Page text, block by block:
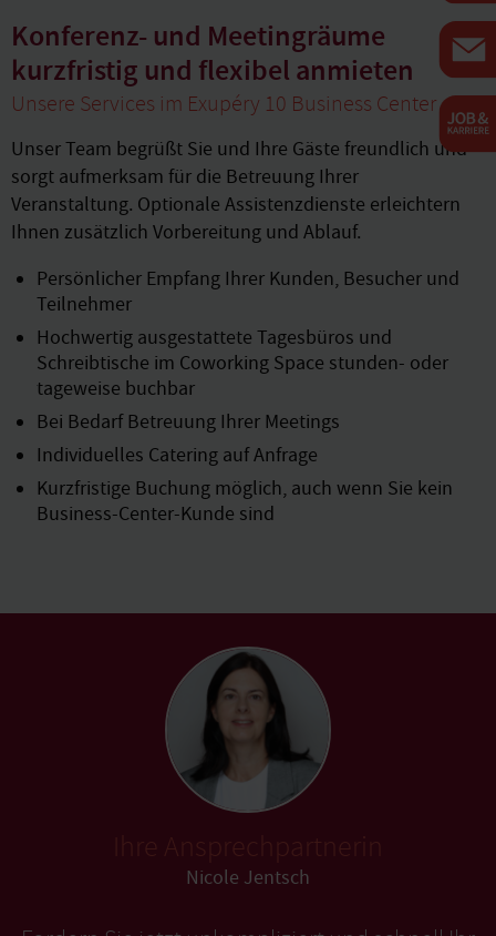
Konferenz- und Meetingräume
kurzfristig und flexibel anmieten
Unsere Services im Exupéry 10 Business Center
Unser Team begrüßt Sie und Ihre Gäste freundlich und
sorgt aufmerksam für die Betreuung Ihrer
Veranstaltung. Optionale Assistenzdienste erleichtern
Ihnen zusätzlich Vorbereitung und Ablauf.
Persönlicher Empfang Ihrer Kunden, Besucher und
Teilnehmer
Hochwertig ausgestattete Tagesbüros und
Schreibtische im Coworking Space stunden- oder
tageweise buchbar
Bei Bedarf Betreuung Ihrer Meetings
Individuelles Catering auf Anfrage
Kurzfristige Buchung möglich, auch wenn Sie kein
Business-Center-Kunde sind
Ihre Ansprechpartnerin
Nicole Jentsch